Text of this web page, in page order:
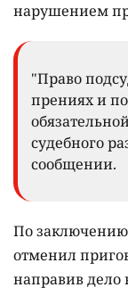
нарушением
"Право
прениях и
судебного
сообщении.
По
отменил
направив дело